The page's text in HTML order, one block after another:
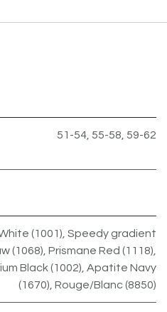
51-54 55-58 59-62
(1001) Speedy gradient
(1068) Prismane Red (1118)
Black (1002) Apatite Navy
(1670) Rouge/Blanc (8850)